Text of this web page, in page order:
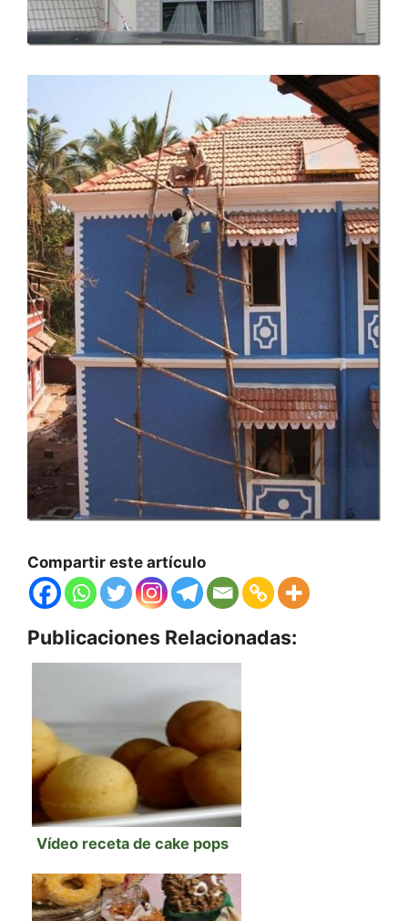
Compartir este artículo
Publicaciones Relacionadas:
Vídeo receta de cake pops